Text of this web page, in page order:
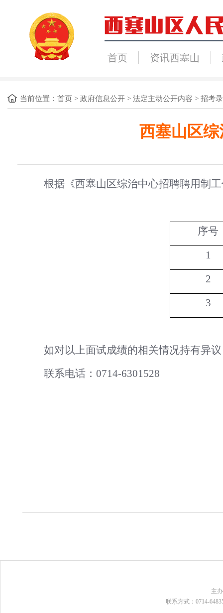
首页 资讯西塞山
当前位置： 首页 > 政府信息公开 > 法定主动公开内容 > 招考
西塞山区
根据《西塞山区综治中心招聘聘用制
序号
1
2
3
如对以上面试成绩的相关情况持有异
联系电话： 0714-6301528
主
联系方式：0714-